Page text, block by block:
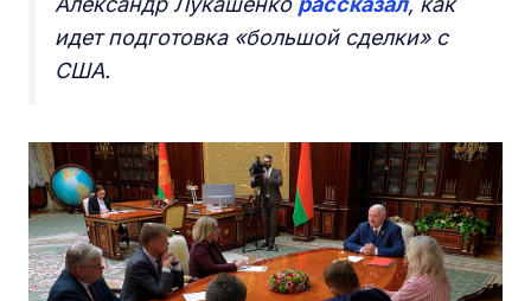
идет подготовка «большой сделки» с
США.